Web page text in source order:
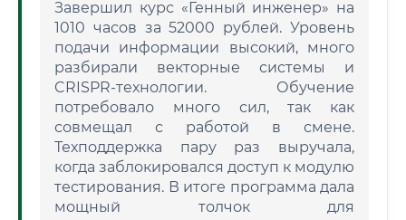
Завершил курс «Генный инженер» на
1010 часов за 52000 рублей. Уровень
подачи информации высокий, много
разбирали векторные системы и
CRISPR-технологии. Обучение
потребовало много сил, так как
совмещал с работой в смене.
Техподдержка пару раз выручала,
когда заблокировался доступ к модулю
тестирования. В итоге программа дала
мощный толчок для